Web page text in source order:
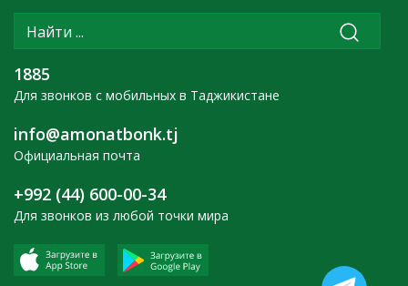
1885
Для звонков с мобильных в Таджикистане
info@amonatbonk.tj
Официальная почта
+992 (44) 600-00-34
Для звонков из любой точки мира